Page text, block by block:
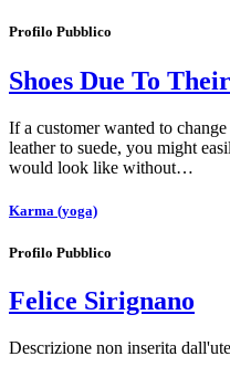
Profilo Pubblico
Shoes Due To
If a customer wanted to
leather to suede, you might
would look like without…
Karma (yoga)
Profilo Pubblico
Felice Sirignano
Descrizione non inserita